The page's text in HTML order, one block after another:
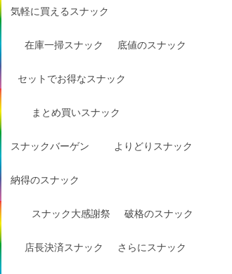
気軽に買えるスナック
在庫一掃スナック 底値のスナック
セットでお得なスナック
まとめ買いスナック
スナックバーゲン よりどりスナック
納得のスナック
スナック大感謝祭 破格のスナック
店長決済スナック さらにスナック